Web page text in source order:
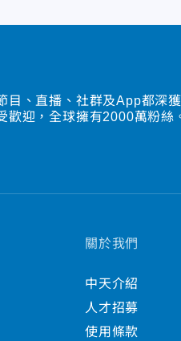
目、直播、社群及App都深
歡迎，全球擁有2000萬粉絲
關於我們
中天介紹
人才招募
使用條款